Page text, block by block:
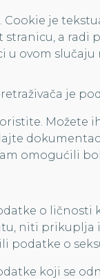
je
a radi
ovom
je
Možete
omogućili
o
niti
podatke o
koji se